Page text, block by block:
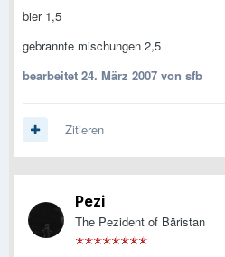
bier 1,5
gebrannte mischungen 2,5
bearbeitet 24. März 2007 von sfb
Zitieren
Pezi
The Pezident of Bäristan